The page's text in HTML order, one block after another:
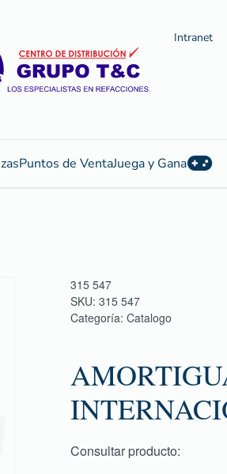
Intranet
Puntos de VentaJuega y Gana
315 547
SKU: 315 547
Categoría: Catalogo
Consultar producto: